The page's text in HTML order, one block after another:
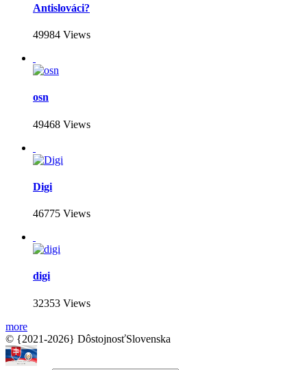
Antislováci?
49984 Views
osn
49468 Views
Digi
46775 Views
digi
32353 Views
more
© {2021-2026} DôstojnosťSlovenska